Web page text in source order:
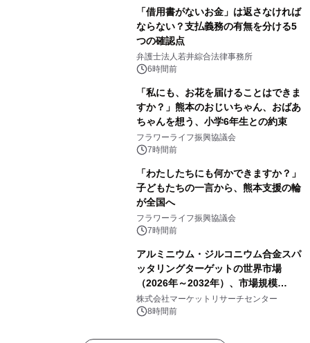
「借用書がないお金」は返さなければ
ならない？支払義務の有無を分ける5
つの確認点
弁護士法人若井綜合法律事務所
6時間前
「私にも、お花を届けることはできま
すか？」熊本のおじいちゃん、おばあ
ちゃんを想う、小学6年生との約束
フラワーライフ振興協議会
7時間前
「わたしたちにも何かできますか？」
子どもたちの一言から、熊本支援の輪
が全国へ
フラワーライフ振興協議会
7時間前
アルミニウム・ジルコニウム合金スパ
ッタリングターゲットの世界市場
（2026年～2032年）、市場規模
（0.995、0.999、その他）・分析レポ
ートを発表
株式会社マーケットリサーチセンター
8時間前